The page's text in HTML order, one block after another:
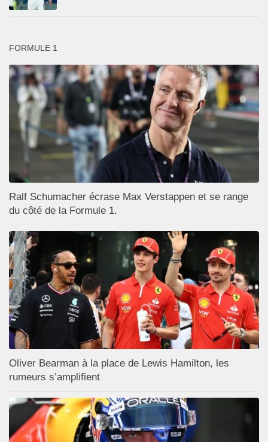
FORMULE 1
Ralf Schumacher écrase Max Verstappen et se range
du côté de la Formule 1.
Oliver Bearman à la place de Lewis Hamilton, les
rumeurs s’amplifient